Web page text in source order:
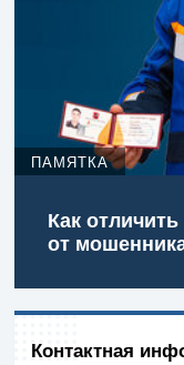
ПАМЯТКА
Как
от
Контактная